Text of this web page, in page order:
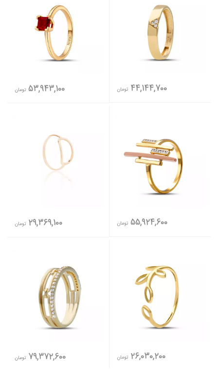
44,144,700 تومان 53,943,100 تومان
55,924,600 تومان 29,369,100 تومان
26,030,200 تومان 79,372,600 تومان